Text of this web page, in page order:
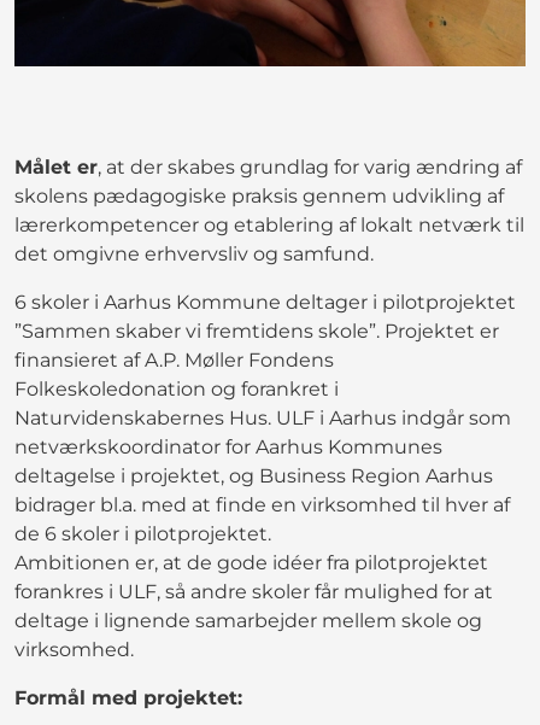
Målet er, at der skabes grundlag for varig ændring af
skolens pædagogiske praksis gennem udvikling af
lærerkompetencer og etablering af lokalt netværk til
det omgivne erhvervsliv og samfund.
6 skoler i Aarhus Kommune deltager i pilotprojektet
”Sammen skaber vi fremtidens skole”. Projektet er
finansieret af A.P. Møller Fondens
Folkeskoledonation og forankret i
Naturvidenskabernes Hus. ULF i Aarhus indgår som
netværkskoordinator for Aarhus Kommunes
deltagelse i projektet, og Business Region Aarhus
bidrager bl.a. med at finde en virksomhed til hver af
de 6 skoler i pilotprojektet.
Ambitionen er, at de gode idéer fra pilotprojektet
forankres i ULF, så andre skoler får mulighed for at
deltage i lignende samarbejder mellem skole og
virksomhed.
Formål med projektet: